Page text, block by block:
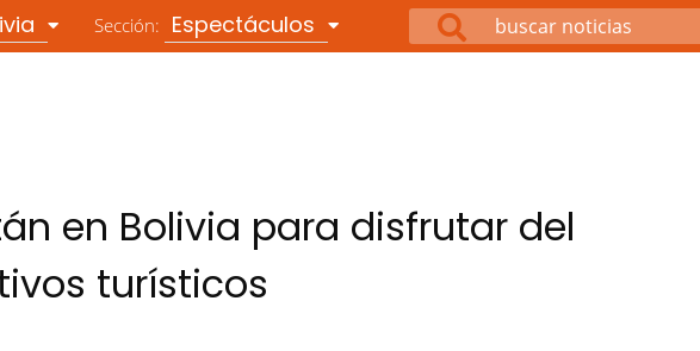
Sección: Espectáculos
en Bolivia para disfrutar del
turísticos